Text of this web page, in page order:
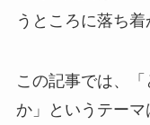
うところに落ち着
この記事では、
か」というテー